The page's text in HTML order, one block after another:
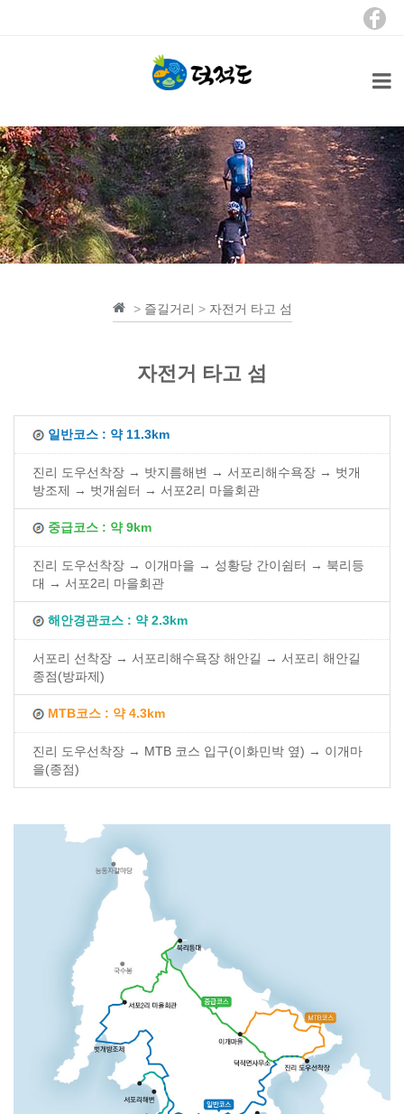
> 즐길거리 > 자전거 타고 섬
자전거 타고 섬
일반코스 : 약 11.3km
진리 도우선착장 → 밧지름해변 → 서포리해수욕장 → 벗개
방조제 → 벗개쉼터 → 서포2리 마을회관
중급코스 : 약 9km
진리 도우선착장 → 이개마을 → 성황당 간이쉼터 → 북리등
대 → 서포2리 마을회관
해안경관코스 : 약 2.3km
서포리 선착장 → 서포리해수욕장 해안길 → 서포리 해안길
종점(방파제)
MTB코스 : 약 4.3km
진리 도우선착장 → MTB 코스 입구(이화민박 옆) → 이개마
을(종점)